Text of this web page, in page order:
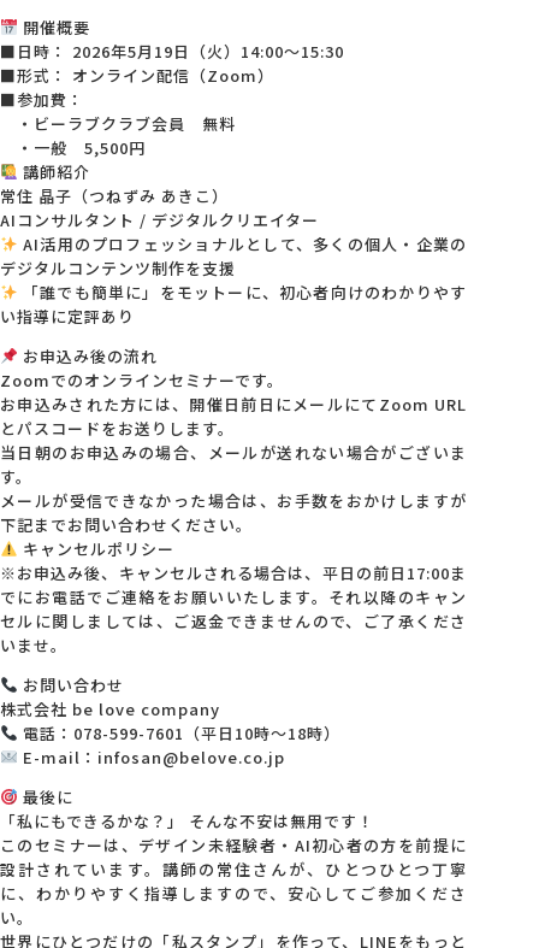
開催概要
■日時： 2026年5月19日（火）14:00～15:30
■形式： オンライン配信（Zoom）
■参加費：
・ビーラブクラブ会員 無料
・一般 5,500円
講師紹介
常住 晶子（つねずみ あきこ）
AIコンサルタント / デジタルクリエイター
AI活用のプロフェッショナルとして、多くの個人・企業の
デジタルコンテンツ制作を支援
「誰でも簡単に」をモットーに、初心者向けのわかりやす
い指導に定評あり
お申込み後の流れ
Zoomでのオンラインセミナーです。
お申込みされた方には、開催日前日にメールにてZoom URL
とパスコードをお送りします。
当日朝のお申込みの場合、メールが送れない場合がございま
す。
メールが受信できなかった場合は、お手数をおかけしますが
下記までお問い合わせください。
キャンセルポリシー
※お申込み後、キャンセルされる場合は、平日の前日17:00ま
でにお電話でご連絡をお願いいたします。それ以降のキャン
セルに関しましては、ご返金できませんので、ご了承くださ
いませ。
お問い合わせ
株式会社 be love company
電話：078-599-7601（平日10時～18時）
E-mail：infosan@belove.co.jp
最後に
「私にもできるかな？」 そんな不安は無用です！
このセミナーは、デザイン未経験者・AI初心者の方を前提に
設計されています。講師の常住さんが、ひとつひとつ丁寧
に、わかりやすく指導しますので、安心してご参加くださ
い。
世界にひとつだけの「私スタンプ」を作って、LINEをもっと